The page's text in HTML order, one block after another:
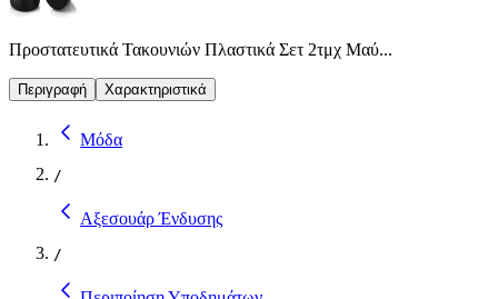
Προστατευτικά Τακουνιών Πλαστικά Σετ 2τμχ Μαύ...
Περιγραφή Χαρακτηριστικά
Μόδα
/
Αξεσουάρ Ένδυσης
/